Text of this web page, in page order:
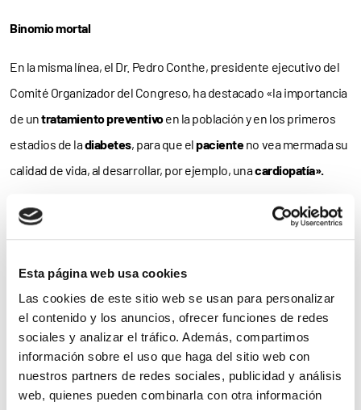
Esta página web usa cookies
Las cookies de este sitio web se usan para personalizar
el contenido y los anuncios, ofrecer funciones de redes
sociales y analizar el tráfico. Además, compartimos
información sobre el uso que haga del sitio web con
nuestros partners de redes sociales, publicidad y análisis
web, quienes pueden combinarla con otra información
Binomio mortal
En la misma línea, el Dr. Pedro Conthe, presidente ejecutivo del
Comité Organizador del Congreso, ha destacado «la importancia
de untratamiento preventivoen la población y en los primeros
estadios de ladiabetes, para que elpacienteno vea mermada su
calidad de vida, al desarrollar, por ejemplo, unacardiopatía».
El80%
«se pueden prevenir con
Así, y por lo que respecta específicamente a la diabetes, «si bien
el paciente debe ser siempre responsable de su salud, en la
diabetes su empoderamiento cobra mayor importancia», ha
resaltado el Dr. Conthe, para quien «no solo se trata de la